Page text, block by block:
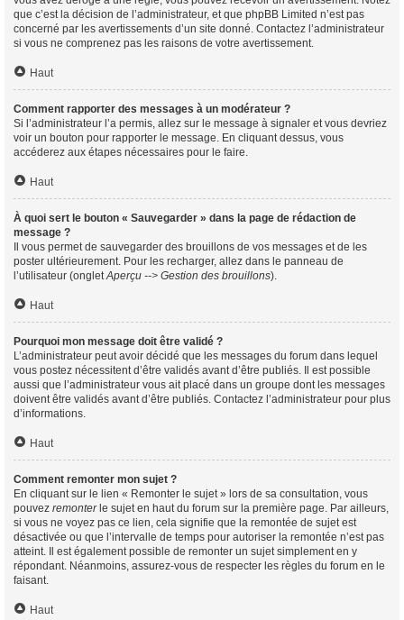
que c’est la décision de l’administrateur, et que phpBB Limited n’est pas
concerné par les avertissements d’un site donné. Contactez l’administrateur
si vous ne comprenez pas les raisons de votre avertissement.
Haut
Comment rapporter des messages à un modérateur ?
Si l’administrateur l’a permis, allez sur le message à signaler et vous devriez
voir un bouton pour rapporter le message. En cliquant dessus, vous
accéderez aux étapes nécessaires pour le faire.
Haut
À quoi sert le bouton « Sauvegarder » dans la page de rédaction de
message ?
Il vous permet de sauvegarder des brouillons de vos messages et de les
poster ultérieurement. Pour les recharger, allez dans le panneau de
l’utilisateur (ongletAperçu --> Gestion des brouillons).
Haut
Pourquoi mon message doit être validé ?
L’administrateur peut avoir décidé que les messages du forum dans lequel
vous postez nécessitent d’être validés avant d’être publiés. Il est possible
aussi que l’administrateur vous ait placé dans un groupe dont les messages
doivent être validés avant d’être publiés. Contactez l’administrateur pour plus
d’informations.
Haut
Comment remonter mon sujet ?
En cliquant sur le lien « Remonter le sujet » lors de sa consultation, vous
pouvez remonterle sujet en haut du forum sur la première page. Par ailleurs,
si vous ne voyez pas ce lien, cela signifie que la remontée de sujet est
désactivée ou que l’intervalle de temps pour autoriser la remontée n’est pas
atteint. Il est également possible de remonter un sujet simplement en y
répondant. Néanmoins, assurez-vous de respecter les règles du forum en le
faisant.
Haut